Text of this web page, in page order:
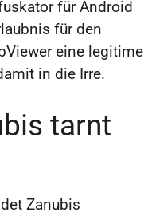
für Android
für den
eine legitime
in die Irre.
tarnt
Zanubis